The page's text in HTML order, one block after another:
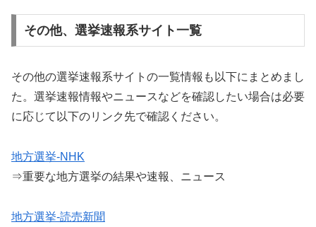
その他、選挙速報系サイト一覧
その他の選挙速報系サイトの一覧情報も以下にまとめまし
た。選挙速報情報やニュースなどを確認したい場合は必要
に応じて以下のリンク先で確認ください。
地方選挙-NHK
⇒重要な地方選挙の結果や速報、ニュース
地方選挙-読売新聞